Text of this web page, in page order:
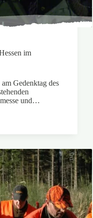
im
Gedenktag des
und…
DJV